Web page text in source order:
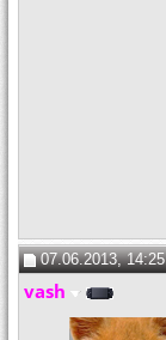
07.06.2013, 14:25
vash